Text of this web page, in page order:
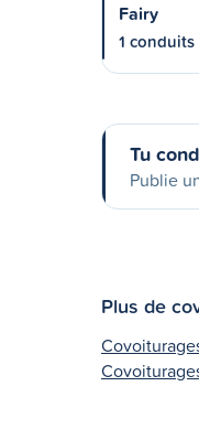
Fairy
1 conduits
Tu
Publie
Plus de